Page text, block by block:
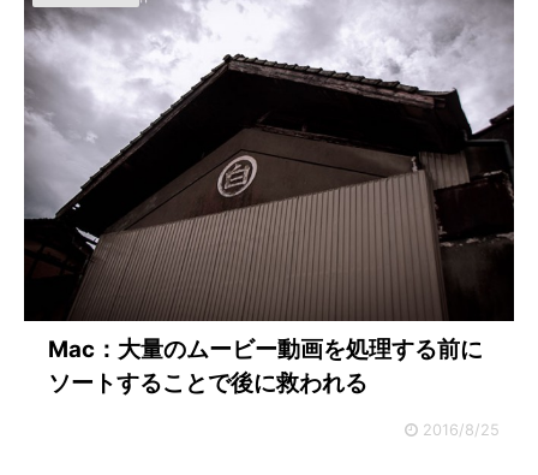
Mac：大量のムービー動画を処理する前に
ソートすることで後に救われる
2016/8/25